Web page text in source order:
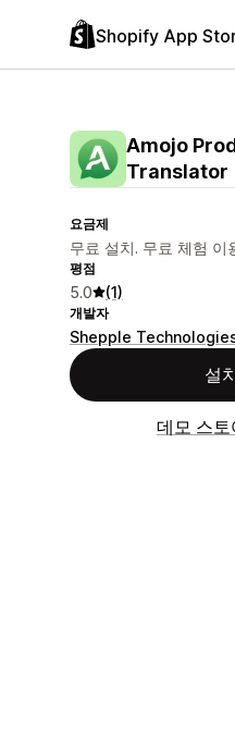
Shopify App
Amojo
Translator
요금제
무료 설치. 무료 체험 이
평점
5.0 (1)
개발자
Shepple
설
데모 스토